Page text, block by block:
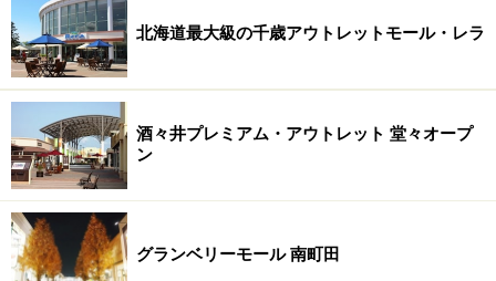
北海道最大級の千歳アウトレットモール・レラ
酒々井プレミアム・アウトレット 堂々オープ
ン
グランベリーモール 南町田